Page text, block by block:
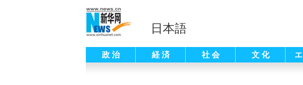
日本語
政 治 経 済 社 会 文 化